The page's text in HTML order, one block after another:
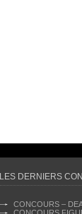
LES DERNIERS
CONCOURS –